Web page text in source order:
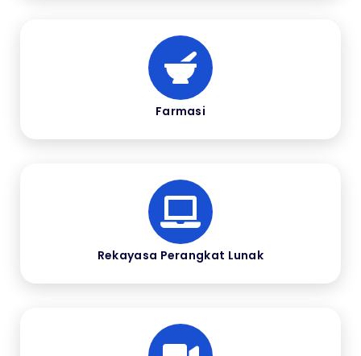
Farmasi
Rekayasa Perangkat Lunak